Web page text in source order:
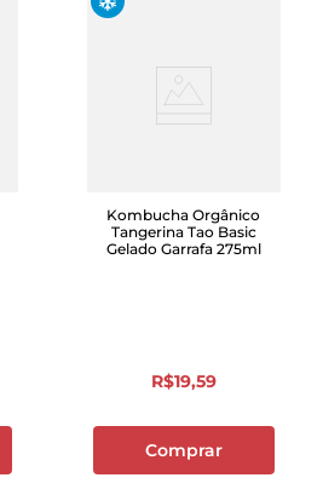
Kombucha Orgânico
Tangerina Tao Basic
Gelado Garrafa 275ml
R$19,59
Comprar